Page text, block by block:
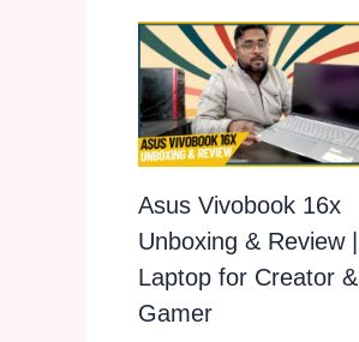
Asus Vivobook 16x
Unboxing & Review ||
Laptop for Creator &
Gamer